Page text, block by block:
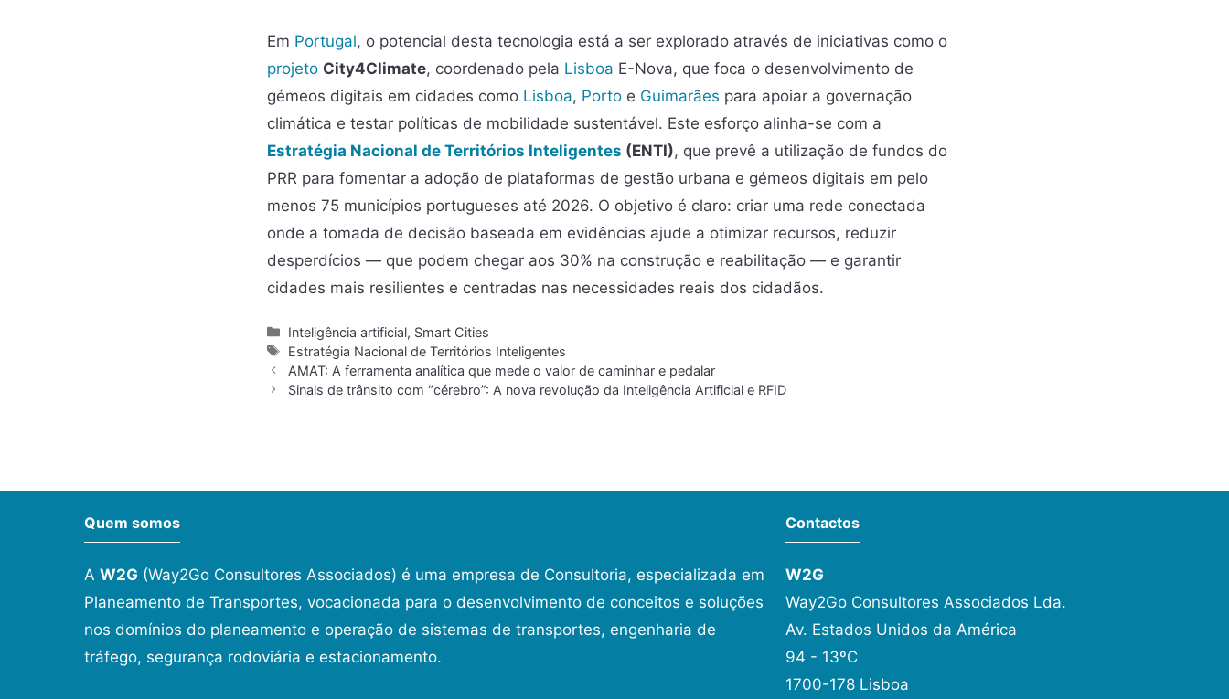
Em Portugal, o potencial desta tecnologia está a ser explorado através de iniciativas como o
projeto City4Climate, coordenado pela Lisboa E-Nova, que foca o desenvolvimento de
gémeos digitais em cidades como Lisboa, Porto e Guimarães para apoiar a governação
climática e testar políticas de mobilidade sustentável. Este esforço alinha-se com a
Estratégia Nacional de Territórios Inteligentes (ENTI), que prevê a utilização de fundos do
PRR para fomentar a adoção de plataformas de gestão urbana e gémeos digitais em pelo
menos 75 municípios portugueses até 2026. O objetivo é claro: criar uma rede conectada
onde a tomada de decisão baseada em evidências ajude a otimizar recursos, reduzir
desperdícios — que podem chegar aos 30% na construção e reabilitação — e garantir
cidades mais resilientes e centradas nas necessidades reais dos cidadãos.
Inteligência artificial, Smart Cities
Estratégia Nacional de Territórios Inteligentes
AMAT: A ferramenta analítica que mede o valor de caminhar e pedalar
Sinais de trânsito com “cérebro”: A nova revolução da Inteligência Artificial e RFID
Quem somos
A W2G (Way2Go Consultores Associados) é uma empresa de Consultoria, especializada em
Planeamento de Transportes, vocacionada para o desenvolvimento de conceitos e soluções
nos domínios do planeamento e operação de sistemas de transportes, engenharia de
tráfego, segurança rodoviária e estacionamento.
Contactos
W2G
Way2Go Consultores Associados Lda.
Av. Estados Unidos da América
94 - 13ºC
1700-178 Lisboa